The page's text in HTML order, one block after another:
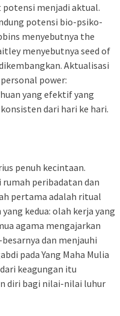
menjadi aktual.
potensi bio-psiko-
menyebutnya the
menyebutnya seed of
Aktualisasi
power:
yang efektif yang
dari hari ke hari.
penuh kecintaan.
rumah peribadatan dan
pertama adalah ritual
kedua: olah kerja yang
agama mengajarkan
dan menjauhi
pada Yang Maha Mulia
keagungan itu
diri bagi nilai-nilai luhur